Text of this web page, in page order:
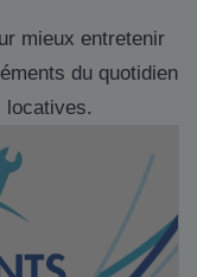
mieux entretenir
du quotidien
locatives.